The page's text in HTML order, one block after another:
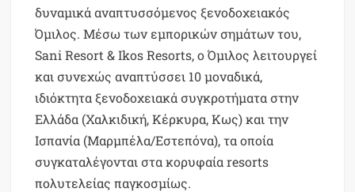
δυναμικά αναπτυσσόμενος ξενοδοχειακός
Όμιλος. Μέσω των εμπορικών σημάτων του,
Sani Resort & Ikos Resorts, o Όμιλος λειτουργεί
και συνεχώς αναπτύσσει 10 μοναδικά,
ιδιόκτητα ξενοδοχειακά συγκροτήματα στην
Ελλάδα (Χαλκιδική, Κέρκυρα, Κως) και την
Ισπανία (Μαρμπέλα/Εστεπόνα), τα οποία
συγκαταλέγονται στα κορυφαία resorts
πολυτελείας παγκοσμίως.